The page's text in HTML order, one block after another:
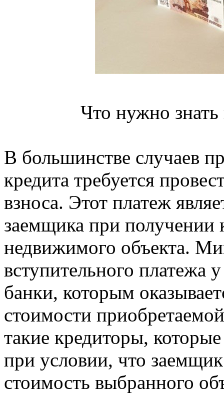
Что нужно
В большинстве случаев
кредита требуется
взноса. Этот платеж
заемщика при получении
недвижимого объекта.
вступительного платежа
банки, которым
стоимости
такие кредиторы,
при условии, что
стоимость выбранного